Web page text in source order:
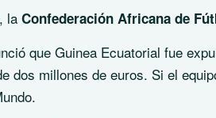
la Confederación Africana de
que Guinea Ecuatorial fue
dos millones de euros. Si el